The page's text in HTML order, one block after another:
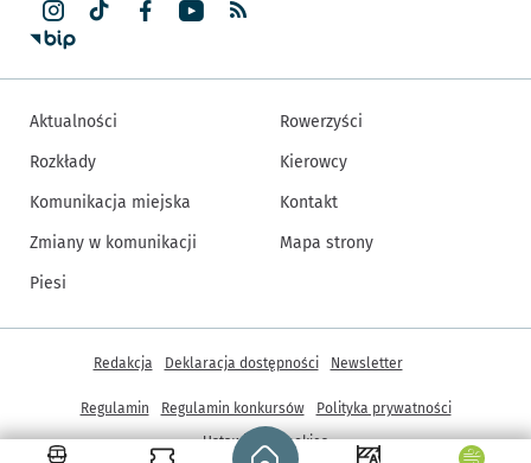
Strona główna - wroclaw.pl
Aktualności
Rozkłady
Komunikacja miejska
Zmiany w komunikacji
Piesi
Rowerzyści
Kierowcy
Kontakt
Mapa strony
Inne informacje
Redakcja Deklaracja dostępności Newsletter
Regulamin Regulamin konkursów
Polityka prywatności
Ustawienia cookies